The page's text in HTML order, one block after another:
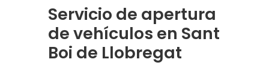
Servicio de apertura
de vehículos en Sant
Boi de Llobregat